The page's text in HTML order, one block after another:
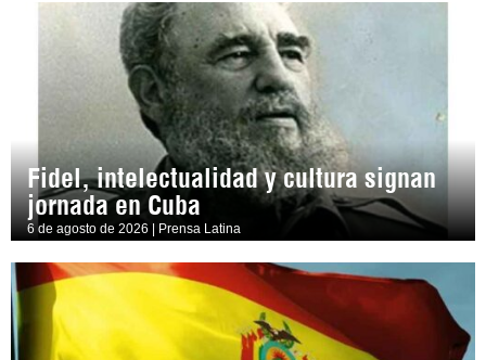
Fidel, intelectualidad y cultura signan
jornada en Cuba
6 de agosto de 2026 | Prensa Latina